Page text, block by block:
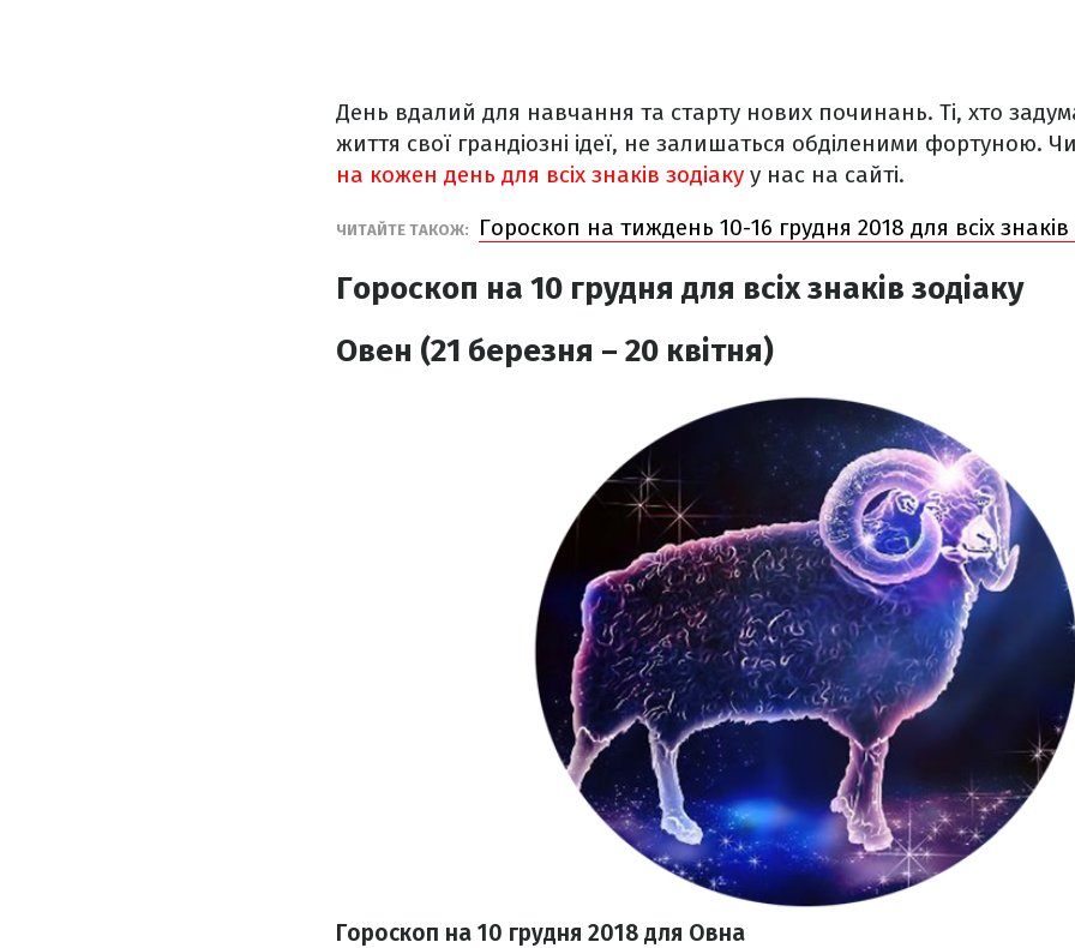
День вдалий для навчання та старту нових починань. Ті, хто
життя свої грандіозні ідеї, не залишаться обділеними фортуною.
на кожен день для всіх знаків зодіаку у нас на сайті.
ЧИТАЙТЕ ТАКОЖ: Гороскоп на тиждень 10-16 грудня 2018 для всіх знаків
Гороскоп на 10 грудня для всіх знаків зодіаку
Овен (21 березня – 20 квітня)
Гороскоп на 10 грудня 2018 для Овна